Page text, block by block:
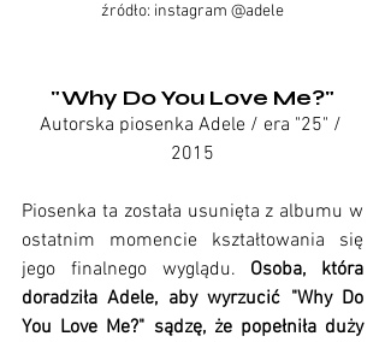
źródło: instagram @adele
"Why Do You Love Me?"
Autorska piosenka Adele / era "25" /
2015
Piosenka ta została usunięta z albumu w
ostatnim momencie kształtowania się
jego finalnego wyglądu. Osoba, która
doradziła Adele, aby wyrzucić "Why Do
You Love Me?" sądzę, że popełniła duży